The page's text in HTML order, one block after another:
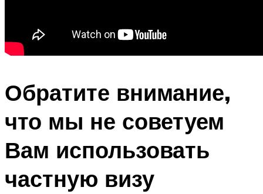
Обратите внимание,
что мы не советуем
Вам использовать
частную визу